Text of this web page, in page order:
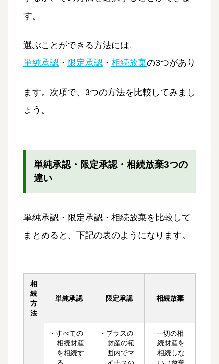
す。
選ぶことができる方法には、
単純承認 ・ 限定承認 ・ 相続放棄の3つがあり
ます。次項で、3つの方法を比較してみまし
ょう。
単純承認・限定承認・相続放棄3つの
違い
単純承認・限定承認・相続放棄を比較して
まとめると、下記の表のようになります。
相
続
方
法
単純承認 限定承認 相続放棄
・すべての
相続財産
を相続す
・プラスの
財産の範
囲内でマ
・一切の相
続財産を
相続しな